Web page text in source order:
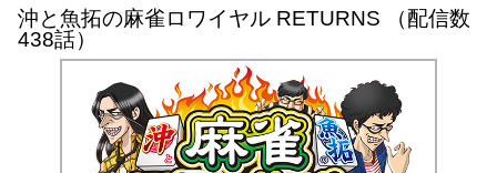
沖と魚拓の麻雀ロワイヤル RETURNS （配信数
438話）